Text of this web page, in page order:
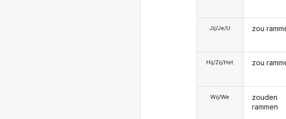
Jij/Je/U
Hij/Zij/Het
Wij/We
zou
zou
zouden
rammen